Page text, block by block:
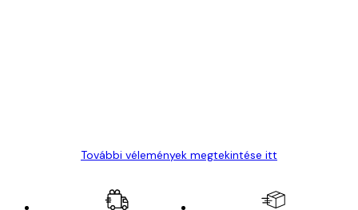
További vélemények megtekintése itt